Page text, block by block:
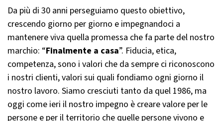
Da più di 30 anni perseguiamo questo obiettivo,
crescendo giorno per giorno e impegnandoci a
mantenere viva quella promessa che fa parte del nostro
marchio: “Finalmente a casa”. Fiducia, etica,
competenza, sono i valori che da sempre ci riconoscono
i nostri clienti, valori sui quali fondiamo ogni giorno il
nostro lavoro. Siamo cresciuti tanto da quel 1986, ma
oggi come ieri il nostro impegno è creare valore per le
persone e per il territorio che quelle persone vivono e